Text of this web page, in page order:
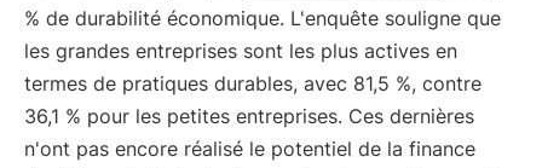
% de durabilité économique. L'enquête souligne que
les grandes entreprises sont les plus actives en
termes de pratiques durables, avec 81,5 %, contre
36,1 % pour les petites entreprises. Ces dernières
n'ont pas encore réalisé le potentiel de la finance